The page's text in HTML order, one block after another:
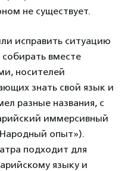
не существует.
исправить ситуацию
вместе
носителей
знать свой язык и
разные названия, с
иммерсивный
опыт»).
подходит для
языку и